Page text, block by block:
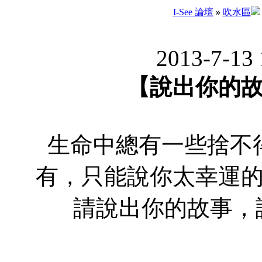
I-See 論壇 » 吹水區
2013-7-13
【說出你的
生命中總有一些捨
有，只能說你太幸運
請說出你的故事